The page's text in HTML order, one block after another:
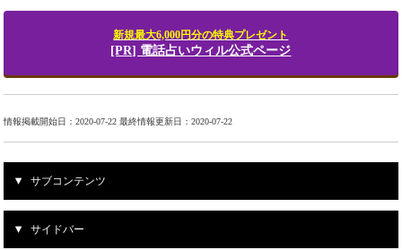
新規最大6,000円分の特典プレゼント
[PR] 電話占いウィル公式ページ
情報掲載開始日：2020-07-22 最終情報更新日：2020-07-22
サブコンテンツ
サイドバー